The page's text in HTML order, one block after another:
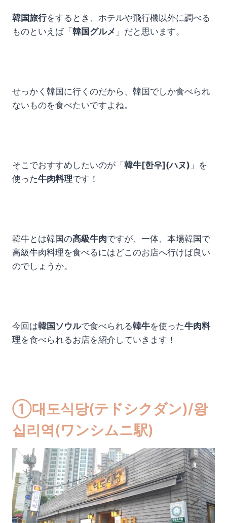
韓国旅行をするとき、ホテルや飛行機以外に調べる
ものといえば「 韓国グルメ 」だと思います。
せっかく韓国に行くのだから、韓国でしか食べられ
ないものを食べたいですよね。
そこでおすすめしたいのが「 韓牛[한우](ハヌ) 」を
使った牛肉料理です！
韓牛とは韓国の高級牛肉ですが、一体、本場韓国で
高級牛肉料理を食べるにはどこのお店へ行けば良い
のでしょうか。
今回は韓国ソウルで食べられる韓牛を使った牛肉料
理を食べられるお店を紹介していきます！
①대도식당(テドシクダン)/왕
십리역(ワンシムニ駅)